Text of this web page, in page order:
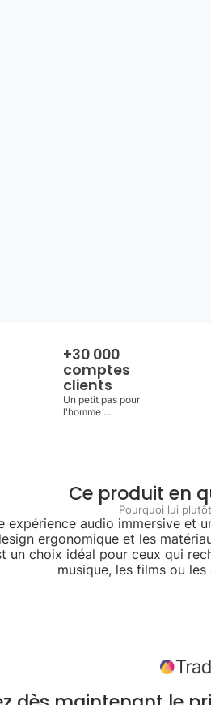
+30 000
comptes
clients
Un petit pas pour
l'homme ...
Ce produit en
Pourquoi lui
expérience audio immersive et
ergonomique et les
un choix idéal pour ceux qui
musique, les films ou